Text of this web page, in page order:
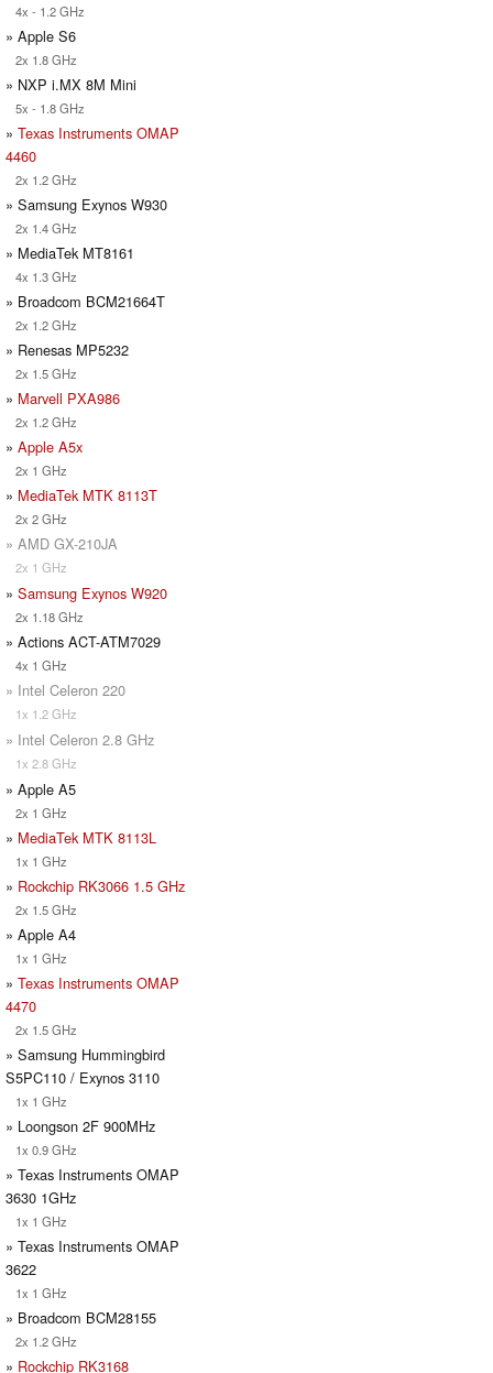
4x - 1.2 GHz
» Apple S6
2x 1.8 GHz
» NXP i.MX 8M Mini
5x - 1.8 GHz
» Texas Instruments OMAP
4460
2x 1.2 GHz
» Samsung Exynos W930
2x 1.4 GHz
» MediaTek MT8161
4x 1.3 GHz
» Broadcom BCM21664T
2x 1.2 GHz
» Renesas MP5232
2x 1.5 GHz
» Marvell PXA986
2x 1.2 GHz
» Apple A5x
2x 1 GHz
» MediaTek MTK 8113T
2x 2 GHz
» AMD GX-210JA
2x 1 GHz
» Samsung Exynos W920
2x 1.18 GHz
» Actions ACT-ATM7029
4x 1 GHz
» Intel Celeron 220
1x 1.2 GHz
» Intel Celeron 2.8 GHz
1x 2.8 GHz
» Apple A5
2x 1 GHz
» MediaTek MTK 8113L
1x 1 GHz
» Rockchip RK3066 1.5 GHz
2x 1.5 GHz
» Apple A4
1x 1 GHz
» Texas Instruments OMAP
4470
2x 1.5 GHz
» Samsung Hummingbird
S5PC110 / Exynos 3110
1x 1 GHz
» Loongson 2F 900MHz
1x 0.9 GHz
» Texas Instruments OMAP
3630 1GHz
1x 1 GHz
» Texas Instruments OMAP
3622
1x 1 GHz
» Broadcom BCM28155
2x 1.2 GHz
» Rockchip RK3168